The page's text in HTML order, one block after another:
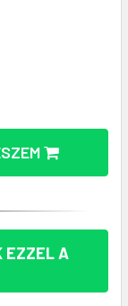
ELEGÁNS
EZZEL A